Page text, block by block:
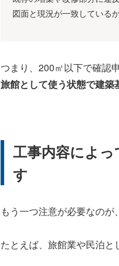
図面と現況が一致している
つまり、200㎡以下で確認
旅館として使う状態で建築
工事内容によ
す
もう一つ注意が必要なのが
たとえば、旅館業や民泊と